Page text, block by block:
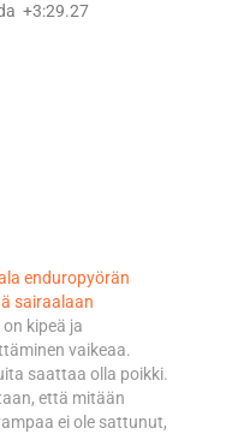
+3:29.27
enduropyörän
sairaalaan
on kipeä ja
vaikeaa.
saattaa olla poikki.
että mitään
ei ole sattunut,